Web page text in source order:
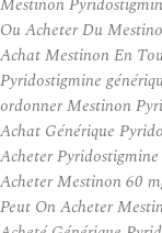
Ou Acheter Du
Achat Mestinon En
Pyridostigmine
ordonner Mestinon
Achat Générique
Acheter
Acheter Mestinon 60
Peut On Acheter